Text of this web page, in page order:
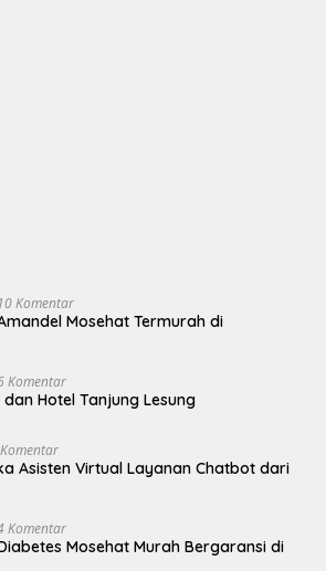
10 Komentar
Mosehat Termurah di
Komentar
Hotel Tanjung Lesung
Asisten Virtual Layanan Chatbot dari
Komentar
Mosehat Murah Bergaransi di